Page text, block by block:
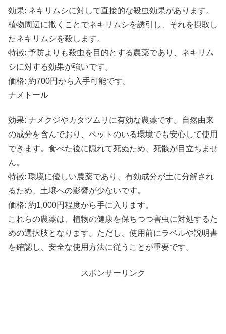
効果: ネキリムシに対して直接的な殺虫効果があります。
植物周辺に撒くことでネキリムシを誘引し、それを摂取し
たネキリムシを殺します。
特徴: 予防よりも殺虫を目的とする農薬であり、ネキリム
シに対する効果が強いです。
価格: 約700円から入手可能です。
ナメトール
効果: ナメクジやカタツムリに有効な農薬です。自然由来
の成分を含んでおり、ペットのいる環境でも安心して使用
できます。食べた後に隠れて死ぬため、死骸が目立ちませ
ん。
特徴: 環境に優しい農薬であり、有効成分が土に分解され
るため、土壌への影響が少ないです。
価格: 約1,000円程度から手に入ります。
これらの農薬は、植物の健康を保ちつつ害虫に対処するた
めの選択肢となります。ただし、使用前にラベルや説明書
を確認し、安全な使用方法に従うことが重要です。
スポンサーリンク